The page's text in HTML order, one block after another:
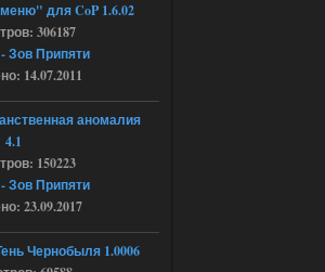
пользователей
Ответить ➤
Пак 2 + OGSR +
Clan-su
пользователей
для CoP 1.6.02
306187
Зов Припяти
14.07.2011
аномалия
4.1
150223
Зов Припяти
23.09.2017
Чернобыля 1.0006